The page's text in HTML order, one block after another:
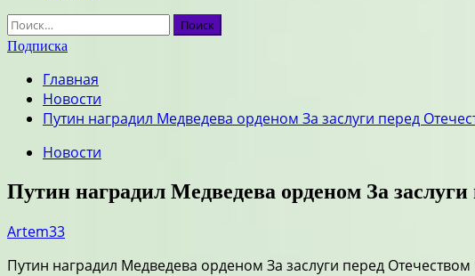
Найти:
Подписка
Главная
Новости
Путин наградил Медведева орденом За заслуги перед
Новости
Путин наградил Медведева орденом За
Artem33
Путин наградил Медведева орденом За заслуги перед Отечеством